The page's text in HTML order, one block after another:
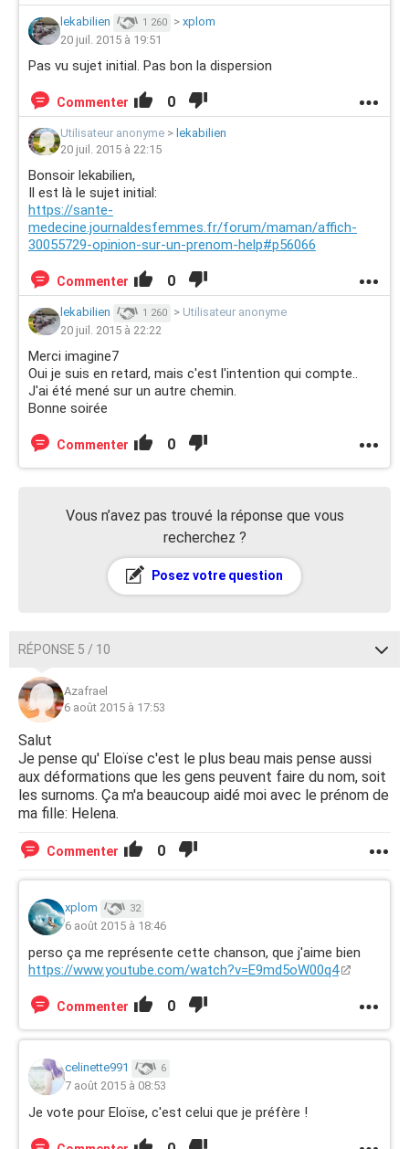
lekabilien 1 260 > xplom
20 juil. 2015 à 19:51
Pas vu sujet initial. Pas bon la dispersion
Commenter 0
Utilisateur anonyme > lekabilien
20 juil. 2015 à 22:15
Bonsoir lekabilien,
Il est là le sujet initial:
https://sante-
medecine.journaldesfemmes.fr/forum/maman/affich-
30055729-opinion-sur-un-prenom-help#p56066
Commenter 0
lekabilien 1 260 > Utilisateur anonyme
20 juil. 2015 à 22:22
Merci imagine7
Oui je suis en retard, mais c'est l'intention qui compte..
J'ai été mené sur un autre chemin.
Bonne soirée
Commenter 0
Vous n’avez pas trouvé la réponse que vous
recherchez ?
Posez votre question
RÉPONSE 5 / 10
Azafrael
6 août 2015 à 17:53
Salut
Je pense qu' Eloïse c'est le plus beau mais pense aussi
aux déformations que les gens peuvent faire du nom, soit
les surnoms. Ça m'a beaucoup aidé moi avec le prénom de
ma fille: Helena.
Commenter 0
xplom 32
6 août 2015 à 18:46
perso ça me représente cette chanson, que j'aime bien
https://www.youtube.com/watch?v=E9md5oW00q4
Commenter 0
celinette991 6
7 août 2015 à 08:53
Je vote pour Eloïse, c'est celui que je préfère !